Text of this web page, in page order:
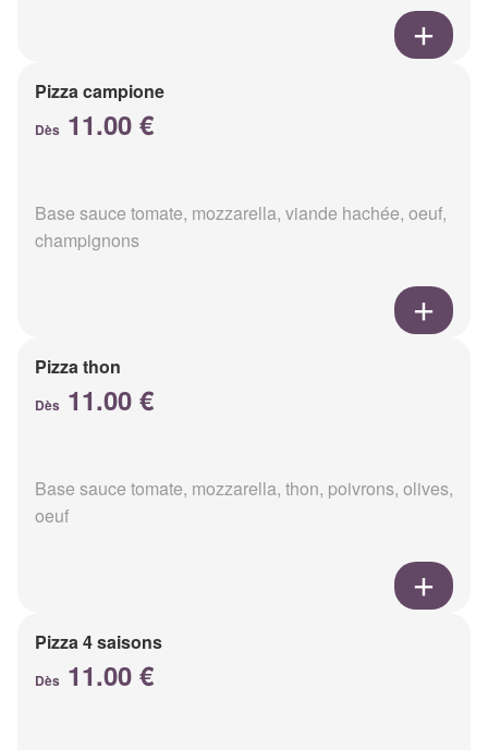
Pizza campione
Dès 11.00 €
Base sauce tomate, mozzarella, viande hachée, oeuf,
champignons
Pizza thon
Dès 11.00 €
Base sauce tomate, mozzarella, thon, poivrons, olives,
oeuf
Pizza 4 saisons
Dès 11.00 €